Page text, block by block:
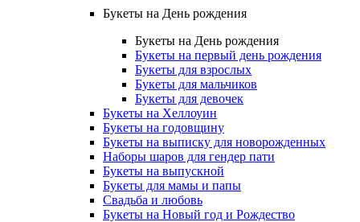
Букеты на День рождения
Букеты на День рождения
Букеты на первый день рождения
Букеты для взрослых
Букеты для мальчиков
Букеты для девочек
Букеты на Хеллоуин
Букеты на годовщину
Букеты на выписку для новорожденных
Наборы шаров для гендер пати
Букеты на выпускной
Букеты для мамы и папы
Свадьба и любовь
Букеты на Новый год и Рождество